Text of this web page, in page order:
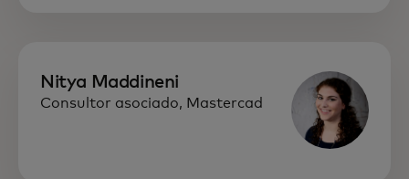
Nitya Maddineni
Consultor asociado, Mastercad